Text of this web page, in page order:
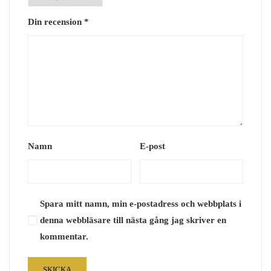
Din recension *
Namn E-post
Spara mitt namn, min e-postadress och webbplats i
denna webbläsare till nästa gång jag skriver en
kommentar.